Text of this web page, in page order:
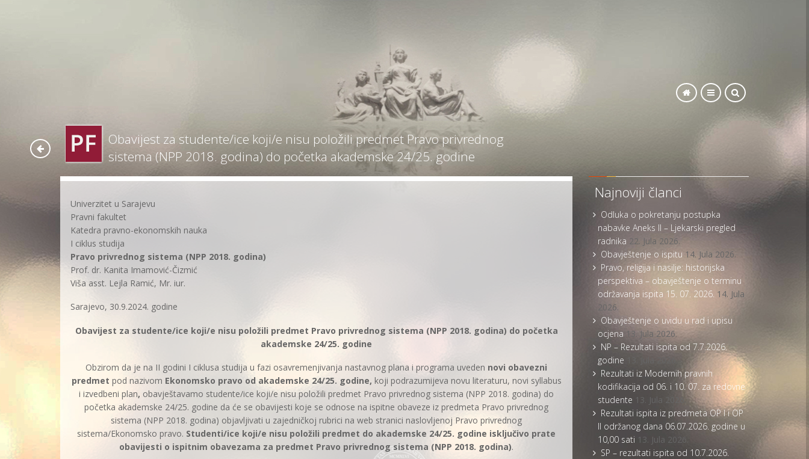
Obavijest za studente/ice koji/e nisu položili predmet Pravo privrednog
sistema (NPP 2018. godina) do početka akademske 24/25. godine
Univerzitet u Sarajevu
Pravni fakultet
Katedra pravno-ekonomskih nauka
I ciklus studija
Pravo privrednog sistema (NPP 2018. godina)
Prof. dr. Kanita Imamović-Čizmić
Viša asst. Lejla Ramić, Mr. iur.
Sarajevo, 30.9.2024. godine
Obavijest za studente/ice koji/e nisu položili predmet Pravo privrednog sistema (NPP 2018. godina) do početka
akademske 24/25. godine
Obzirom da je na II godini I ciklusa studija u fazi osavremenjivanja nastavnog plana i programa uveden novi obavezni
predmet pod nazivom Ekonomsko pravo od akademske 24/25. godine, koji podrazumijeva novu literaturu, novi syllabus
i izvedbeni plan, obavještavamo studente/ice koji/e nisu položili predmet Pravo privrednog sistema (NPP 2018. godina) do
početka akademske 24/25. godine da će se obavijesti koje se odnose na ispitne obaveze iz predmeta Pravo privrednog
sistema (NPP 2018. godina) objavljivati u zajedničkoj rubrici na web stranici naslovljenoj Pravo privrednog
sistema/Ekonomsko pravo. Studenti/ice koji/e nisu položili predmet do akademske 24/25. godine isključivo prate
obavijesti o ispitnim obavezama za predmet Pravo privrednog sistema (NPP 2018. godina).
Najnoviji članci
Odluka o pokretanju postupka
nabavke Aneks II – Ljekarski pregled
radnika 22. Jula 2026.
Obavještenje o ispitu 14. Jula 2026.
Pravo, religija i nasilje: historijska
perspektiva – obavještenje o terminu
održavanja ispita 15. 07. 2026. 14. Jula
2026.
Obavještenje o uvidu u rad i upisu
ocjena 13. Jula 2026.
NP – Rezultati ispita od 7.7.2026.
godine
Rezultati iz Modernih pravnih
kodifikacija od 06. i 10. 07. za redovne
studente 13. Jula 2026.
Rezultati ispita iz predmeta OP I i OP
II održanog dana 06.07.2026. godine u
10,00 sati 13. Jula 2026.
SP – rezultati ispita od 10.7.2026.